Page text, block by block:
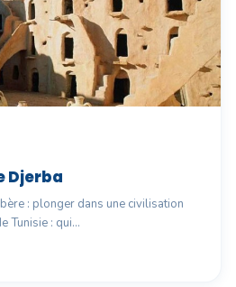
Djerba
: plonger dans une civilisation
Tunisie : qui…